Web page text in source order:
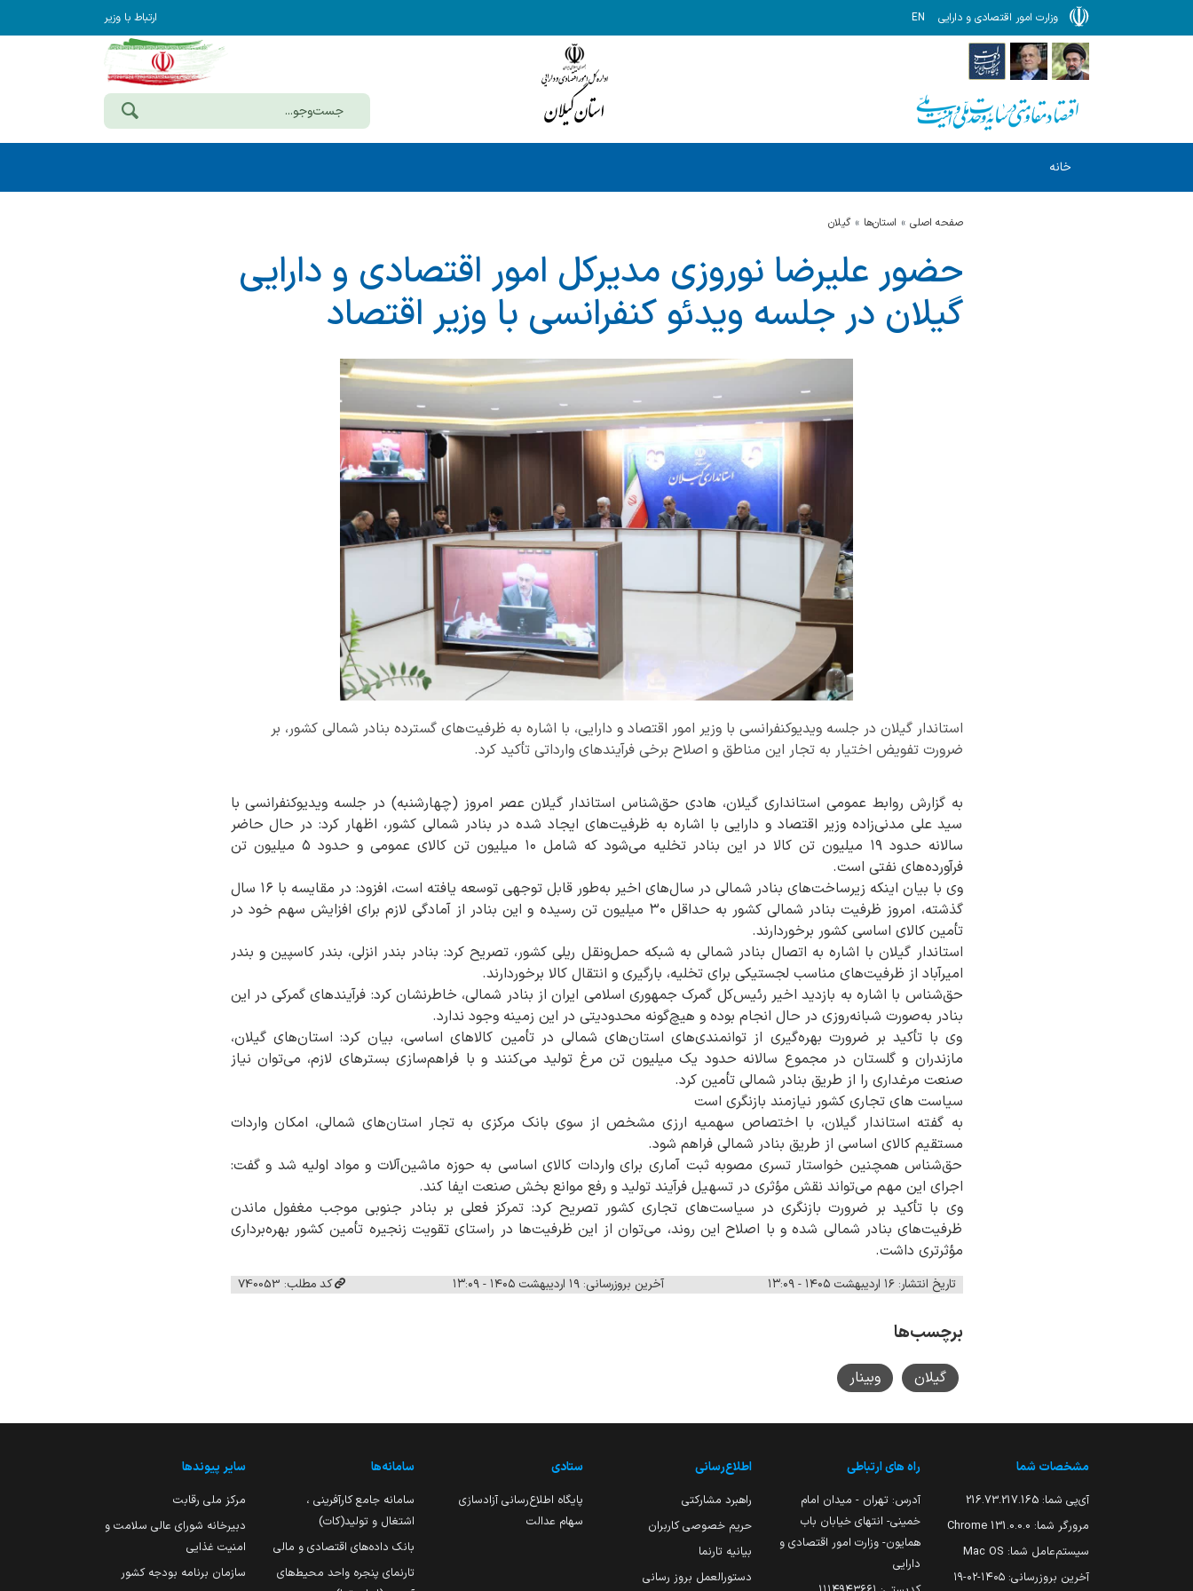
وزارت امور اقتصادی و دارایی EN ارتباط با وزیر
خانه
صفحه اصلی استان‌ها گيلان
حضور علیرضا نوروزی مدیرکل امور اقتصادی و دارایی
گیلان در جلسه ویدئو کنفرانسی با وزیر اقتصاد
استاندار گیلان در جلسه ویدیوکنفرانسی با وزیر امور اقتصاد و دارایی، با اشاره به ظرفیت‌های گسترده بنادر شمالی کشور، بر
ضرورت تفویض اختیار به تجار این مناطق و اصلاح برخی فرآیندهای وارداتی تأکید کرد.
به گزارش روابط عمومی استانداری گیلان، هادی حق‌شناس استاندار گیلان عصر امروز (چهارشنبه) در جلسه ویدیوکنفرانسی با
سید علی مدنی‌زاده وزیر اقتصاد و دارایی با اشاره به ظرفیت‌های ایجاد شده در بنادر شمالی کشور، اظهار کرد: در حال حاضر
سالانه حدود ۱۹ میلیون تن کالا در این بنادر تخلیه می‌شود که شامل ۱۰ میلیون تن کالای عمومی و حدود ۵ میلیون تن
فرآورده‌های نفتی است.
وی با بیان اینکه زیرساخت‌های بنادر شمالی در سال‌های اخیر به‌طور قابل توجهی توسعه یافته است، افزود: در مقایسه با ۱۶ سال
گذشته، امروز ظرفیت بنادر شمالی کشور به حداقل ۳۰ میلیون تن رسیده و این بنادر از آمادگی لازم برای افزایش سهم خود در
تأمین کالای اساسی کشور برخوردارند.
استاندار گیلان با اشاره به اتصال بنادر شمالی به شبکه حمل‌ونقل ریلی کشور، تصریح کرد: بنادر بندر انزلی، بندر کاسپین و بندر
امیرآباد از ظرفیت‌های مناسب لجستیکی برای تخلیه، بارگیری و انتقال کالا برخوردارند.
حق‌شناس با اشاره به بازدید اخیر رئیس‌کل گمرک جمهوری اسلامی ایران از بنادر شمالی، خاطرنشان کرد: فرآیندهای گمرکی در این
بنادر به‌صورت شبانه‌روزی در حال انجام بوده و هیچ‌گونه محدودیتی در این زمینه وجود ندارد.
وی با تأکید بر ضرورت بهره‌گیری از توانمندی‌های استان‌های شمالی در تأمین کالاهای اساسی، بیان کرد: استان‌های گیلان،
مازندران و گلستان در مجموع سالانه حدود یک میلیون تن مرغ تولید می‌کنند و با فراهم‌سازی بسترهای لازم، می‌توان نیاز
صنعت مرغداری را از طریق بنادر شمالی تأمین کرد.
سیاست های تجاری کشور نیازمند بازنگری است
به گفته استاندار گیلان، با اختصاص سهمیه ارزی مشخص از سوی بانک مرکزی به تجار استان‌های شمالی، امکان واردات
مستقیم کالای اساسی از طریق بنادر شمالی فراهم شود.
حق‌شناس همچنین خواستار تسری مصوبه ثبت آماری برای واردات کالای اساسی به حوزه ماشین‌آلات و مواد اولیه شد و گفت:
اجرای این مهم می‌تواند نقش مؤثری در تسهیل فرآیند تولید و رفع موانع بخش صنعت ایفا کند.
وی با تأکید بر ضرورت بازنگری در سیاست‌های تجاری کشور تصریح کرد: تمرکز فعلی بر بنادر جنوبی موجب مغفول ماندن
ظرفیت‌های بنادر شمالی شده و با اصلاح این روند، می‌توان از این ظرفیت‌ها در راستای تقویت زنجیره تأمین کشور بهره‌برداری
مؤثرتری داشت.
تاریخ انتشار: ۱۶ اردیبهشت ۱۴۰۵ - ۱۳:۰۹ آخرین بروزرسانی: ۱۹ اردیبهشت ۱۴۰۵ - ۱۳:۰۹ کد مطلب: 740053
برچسب‌ها
گیلان وبینار
مشخصات شما
آی‌پی شما: 216.73.217.165
مرورگر شما: 131.0.0.0 Chrome
سیستم‌عامل شما: Mac OS
آخرین بروزرسانی: ۱۴۰۵-۰۲-۱۹
راه های ارتباطی
آدرس: تهران - میدان امام
خمینی- انتهای خیابان باب
همایون- وزارت امور اقتصادی و
دارایی
اطلاع‌رسانی
راهبرد مشارکتی
حریم خصوصی کاربران
بیانیه تارنما
دستورالعمل بروز رسانی
ستادی
پایگاه اطلاع‌رسانی آزادسازی
سهام عدالت
سامانه‌ها
سامانه جامع کارآفرینی ،
اشتغال و تولید(کات)
بانک داده‌های اقتصادی و مالی
تارنمای پنجره واحد محیط‌های
سایر پیوندها
مرکز ملی رقابت
دبیرخانه شورای عالی سلامت و
امنیت غذایی
سازمان برنامه بودجه کشور